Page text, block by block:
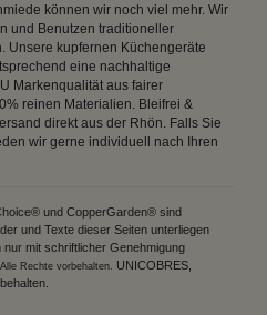
können wir noch viel mehr. Wir
und Benutzen traditioneller
Unsere kupfernen Küchengeräte
eine nachhaltige
Markenqualität aus fairer
reinen Materialien. Bleifrei &
direkt aus der Rhön. Falls Sie
wir gerne individuell nach Ihren
und CopperGarden® sind
und Texte dieser Seiten unterliegen
mit schriftlicher Genehmigung
Rechte vorbehalten.
UNICOBRES,